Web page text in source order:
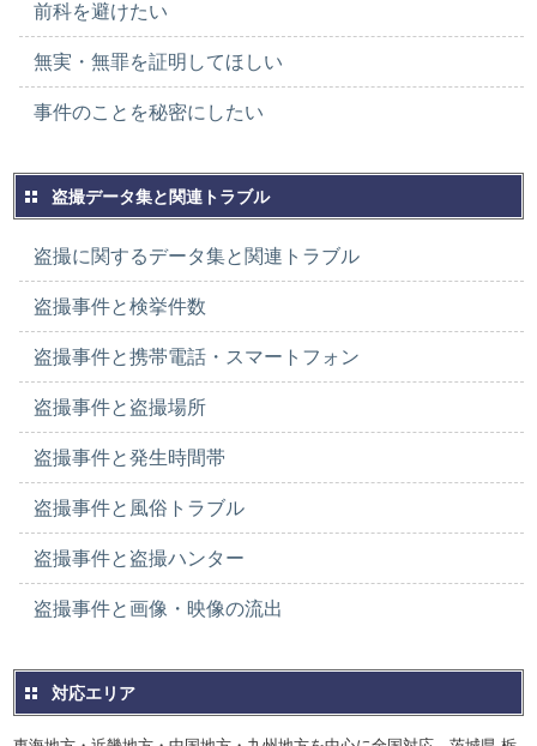
前科を避けたい
無実・無罪を証明してほしい
事件のことを秘密にしたい
盗撮データ集と関連トラブル
盗撮に関するデータ集と関連トラブル
盗撮事件と検挙件数
盗撮事件と携帯電話・スマートフォン
盗撮事件と盗撮場所
盗撮事件と発生時間帯
盗撮事件と風俗トラブル
盗撮事件と盗撮ハンター
盗撮事件と画像・映像の流出
対応エリア